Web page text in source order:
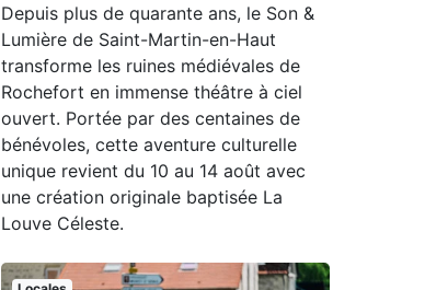
Depuis plus de quarante ans, le Son &
Lumière de Saint-Martin-en-Haut
transforme les ruines médiévales de
Rochefort en immense théâtre à ciel
ouvert. Portée par des centaines de
bénévoles, cette aventure culturelle
unique revient du 10 au 14 août avec
une création originale baptisée La
Louve Céleste.